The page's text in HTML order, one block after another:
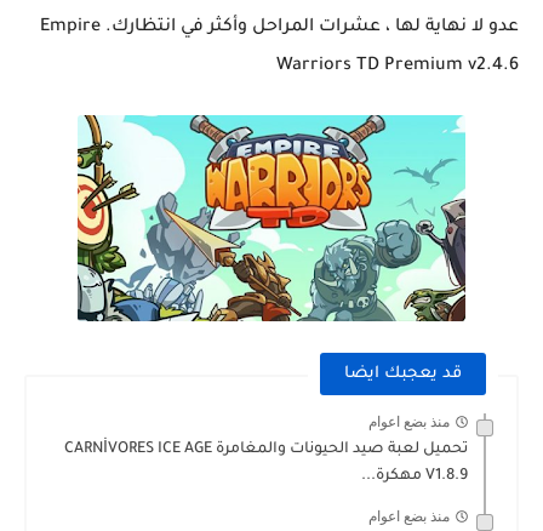
عدو لا نهاية لها ، عشرات المراحل وأكثر في انتظارك. Empire
Warriors TD Premium v2.4.6
قد يعجبك ايضا
منذ بضع اعوام
تحميل لعبة صيد الحيونات والمغامرة CARNİVORES ICE AGE
V1.8.9 مهكرة...
منذ بضع اعوام